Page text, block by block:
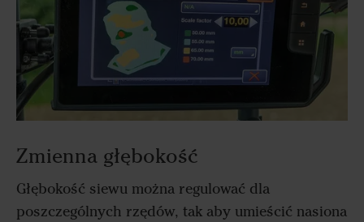
Zmienna głębokość
Głębokość siewu można regulować dla
poszczególnych rzędów, tak aby umieścić nasiona